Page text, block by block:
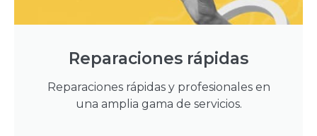
Reparaciones rápidas
Reparaciones rápidas y profesionales en
una amplia gama de servicios.